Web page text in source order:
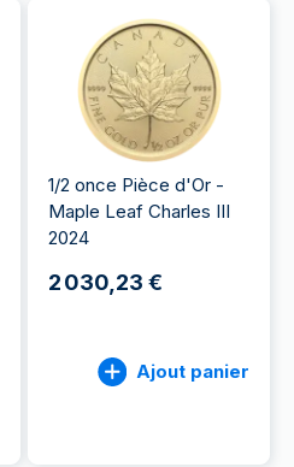
1/2 once Pièce d'Or -
Maple Leaf Charles III
2024
2 030,23 €
Ajout panier